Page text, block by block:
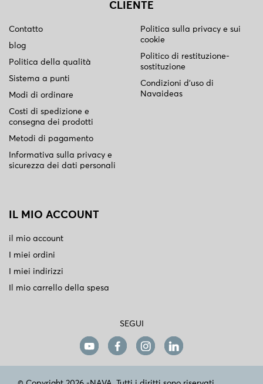
CLIENTE
Contatto
blog
Politica della qualità
Sistema a punti
Modi di ordinare
Costi di spedizione e
consegna dei prodotti
Metodi di pagamento
Informativa sulla privacy e
sicurezza dei dati personali
Politica sulla privacy e sui
cookie
Politico di restituzione-
sostituzione
Condizioni d'uso di
Navaideas
IL MIO ACCOUNT
il mio account
I miei ordini
I miei indirizzi
Il mio carrello della spesa
SEGUI